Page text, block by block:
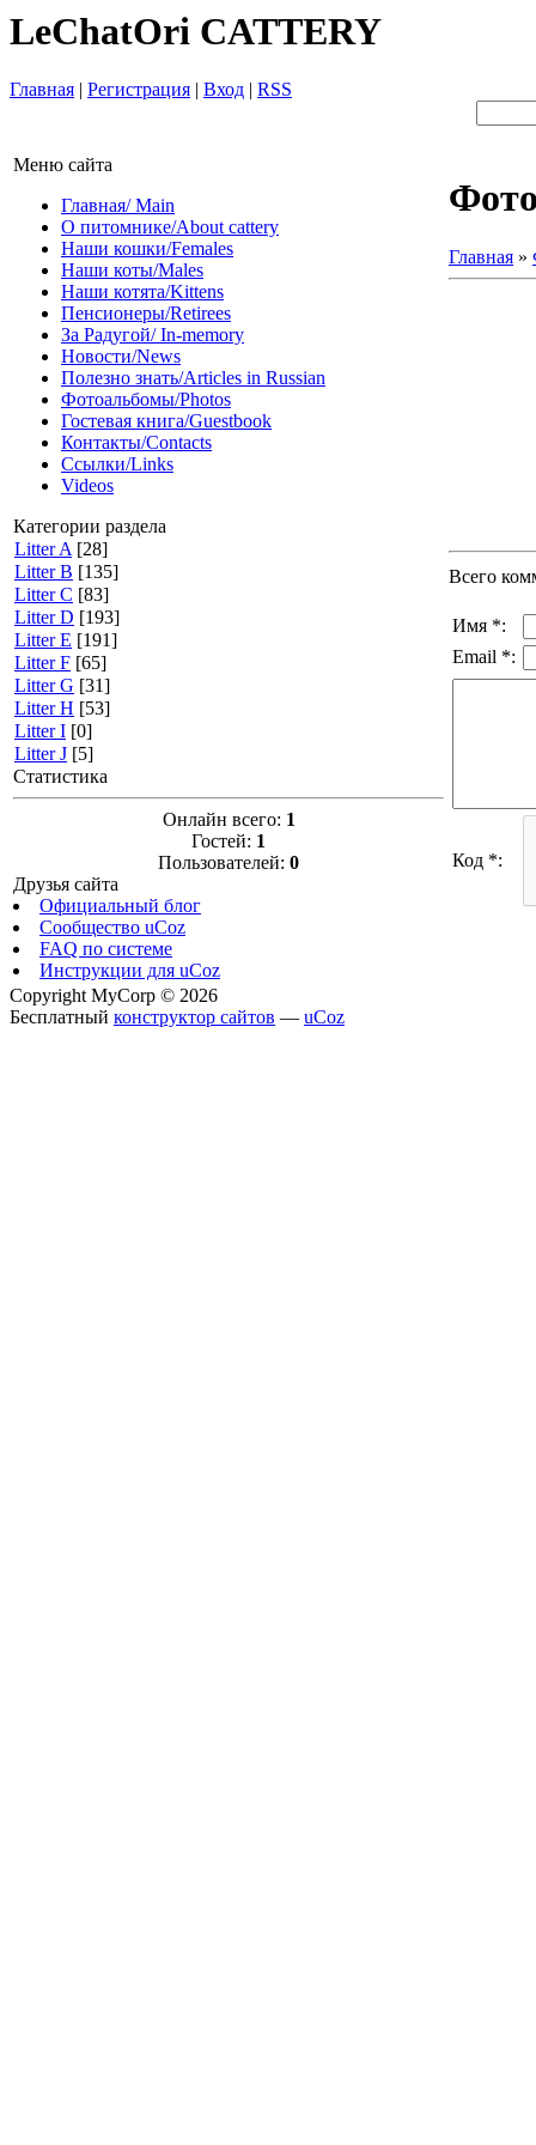
LeChatOri CATTERY
Главная | Регистрация | Вход | RSS
Меню сайта
Главная/ Main
О питомнике/About cattery
Наши кошки/Females
Наши коты/Males
Наши котята/Kittens
Пенсионеры/Retirees
За Радугой/ In-memory
Новости/News
Полезно знать/Articles in Russian
Фотоальбомы/Photos
Гостевая книга/Guestbook
Контакты/Contacts
Ссылки/Links
Videos
Категории раздела
Litter A [28]
Litter B [135]
Litter C [83]
Litter D [193]
Litter E [191]
Litter F [65]
Litter G [31]
Litter H [53]
Litter I [0]
Litter J [5]
Статистика
Онлайн всего: 1
Гостей: 1
Пользователей: 0
Друзья сайта
Официальный блог
Сообщество uCoz
FAQ по системе
Инструкции для uCoz
Главная »
Всего
Имя *:
Email *:
Код *:
Copyright MyCorp © 2026
Бесплатный конструктор сайтов — uCoz